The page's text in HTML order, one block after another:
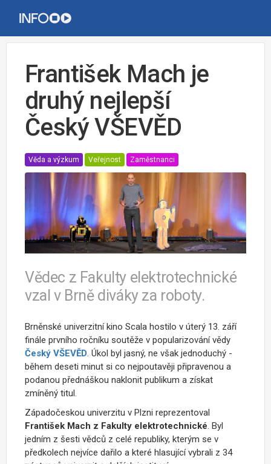
František Mach je
druhý nejlepší
Český VŠEVĚD
Věda a výzkum Veřejnost Zaměstnanci
Vědec z Fakulty elektrotechnické
vzal v Brně diváky za roboty.
Brněnské univerzitní kino Scala hostilo v úterý 13. září
finále prvního ročníku soutěže v popularizování vědy
Český VŠEVĚD. Úkol byl jasný, ne však jednoduchý -
během deseti minut si co nejpoutavěji připravenou a
podanou přednáškou naklonit publikum a získat
zmíněný titul.
Západočeskou univerzitu v Plzni reprezentoval
František Mach z Fakulty elektrotechnické. Byl
jedním z šesti vědců z celé republiky, kterým se v
předkolech nejvíce dařilo a které hlasující vybrali z 34